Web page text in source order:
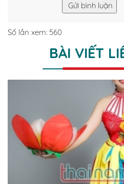
Gửi bình luận
Số lần xem: 560
BÀI VIẾT